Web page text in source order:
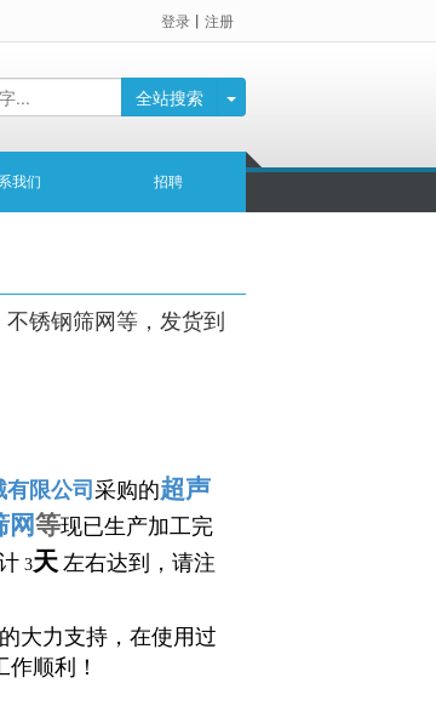
登录 丨 注册
全站搜索
我们 招聘
锈钢筛网等，发货到
限公司 采购的超声
网等现已生产加工完
3天 左右达到，请注
大力支持，在使用过
作顺利！